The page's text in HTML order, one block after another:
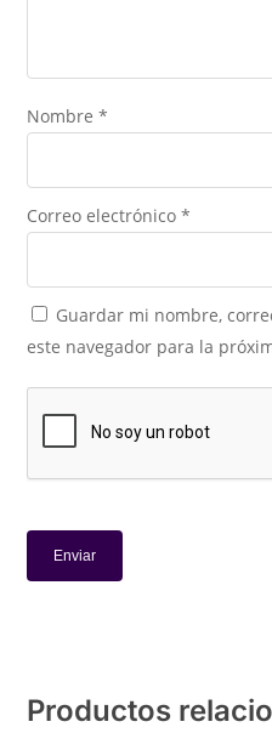
Nombre*
Correo electrónico*
Guardar mi nombre,
este navegador para la
Productos